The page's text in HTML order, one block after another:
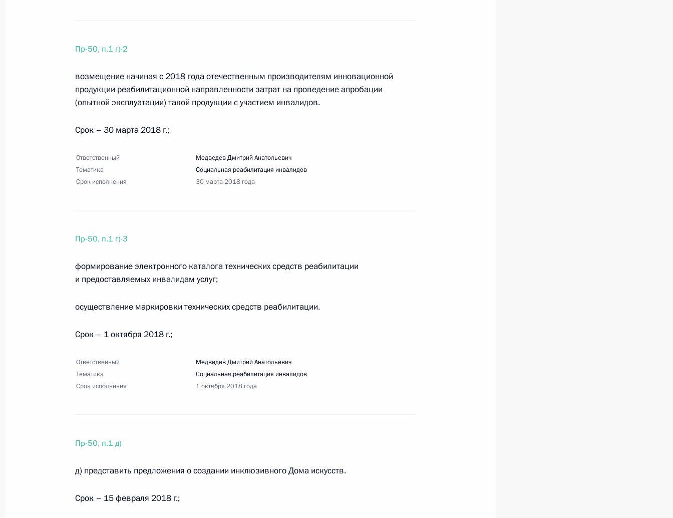
«Наставник»
22 февраля 2018 года, четверг
Перечень поручений по итогам заседания Госсовета по вопросам повышения
22 февраля 2018 года, 14:00 18 поручений
производства продукции гражданского назначения организациями ОПК
16 февраля 2018 года, пятница
4 февраля 2018 года, воскресенье
4 февраля 2018 года, 16:00
Пр-50, п.1 г)-2
возмещение начиная с 2018 года отечественным производителям инновационной
продукции реабилитационной направленности затрат на проведение апробации
(опытной эксплуатации) такой продукции с участием инвалидов.
Срок – 30 марта 2018 г.;
Ответственный
Медведев Дмитрий Анатольевич
Тематика
Социальная реабилитация инвалидов
Срок исполнения
30 марта 2018 года
Пр-50, п.1 г)-3
формирование электронного каталога технических средств реабилитации
и предоставляемых инвалидам услуг;
осуществление маркировки технических средств реабилитации.
Срок – 1 октября 2018 г.;
Ответственный
Медведев Дмитрий Анатольевич
Тематика
Социальная реабилитация инвалидов
Срок исполнения
1 октября 2018 года
Пр-50, п.1 д)
д) представить предложения о создании инклюзивного Дома искусств.
Срок – 15 февраля 2018 г.;